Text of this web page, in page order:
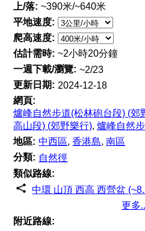
上/落: ~390米/~640米
平地速度:
爬高速度:
估計需時: ~2小時20分鐘
一週下載/瀏覽: ~2/23
更新日期: 2024-12-18
網頁:
爐峰自然步道(松林砲台段) (郊
高山段) (郊野樂行),爐峰自然
地區: 中西區,香港島,南區
分類: 自然徑
類似路線:
中環 山頂 西高 西營盆
更多
附近路線: